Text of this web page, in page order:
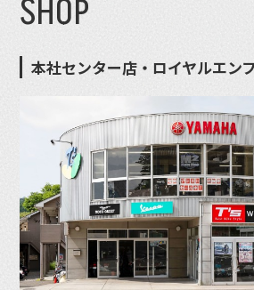
SHOP
本社センター店・ロイヤルエン